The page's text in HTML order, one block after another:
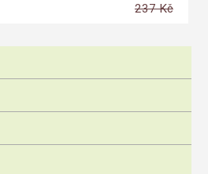
237 Kč